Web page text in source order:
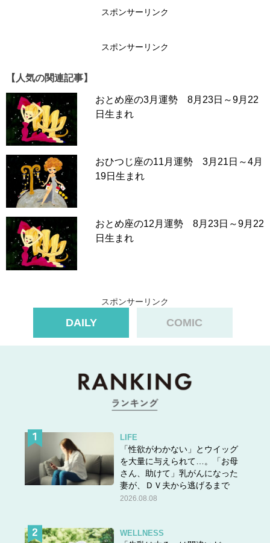
スポンサーリンク
スポンサーリンク
【人気の関連記事】
おとめ座の3月運勢 8月23日～9月22
日生まれ
おひつじ座の11月運勢 3月21日～4月
19日生まれ
おとめ座の12月運勢 8月23日～9月22
日生まれ
スポンサーリンク
DAILY COMIC
LIFE
「性欲がわかない」とウイッグ
を大量に与えられて…。「お母
さん、助けて」乳がんになった
妻が、ＤＶ夫から逃げるまで
2026.08.08
WELLNESS